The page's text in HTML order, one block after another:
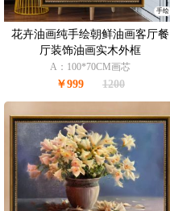
手绘
花卉油画纯手绘朝鲜油画客厅餐
厅装饰油画实木外框
A：100*70CM画芯
￥999 1200